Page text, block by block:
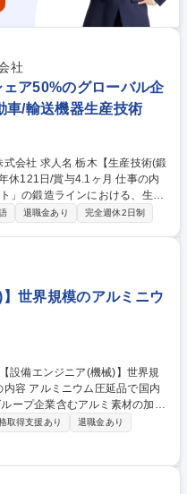
社
ア50%のグローバル企
車/輸送機器生産技術
産技術(鍛
日/賞与4.1ヶ月 仕事の内
」の鍛造ラインにおける、生産
産立ち上げまで、モノづくりの
ウト検討・変更 ■顧客、サプラ
産後の生産性、品質、コスト等
など、グローバルに活躍できる
のアイデアを活かしてより良い
ヶ月
退職金あり 完全週休2日制
世界規模のアルミニウ
ープ企業含むアルミ素材の加工
いたします。 【詳細】主
工設備において、素材特性に最
ンジニアリング業務をお任せし
、予算立案および申請 ・設備
および立上試運転 ・設備の立上
取得支援あり
退職金あり